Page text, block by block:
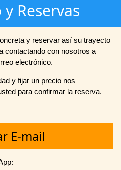
Reservas
y reservar así su trayecto
contactando con nosotros a
electrónico.
y fijar un precio nos
para confirmar la reserva.
E-mail